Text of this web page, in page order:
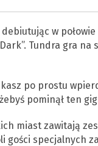
w
Tundra gra
po prostu
pominął ten
miast zawitają
gości specjalnych